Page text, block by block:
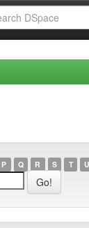
P Q R S T U